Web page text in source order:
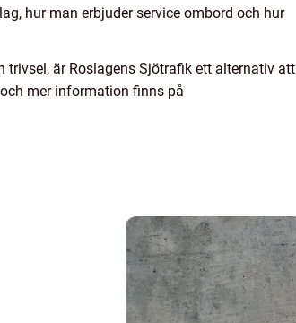
hur man erbjuder service ombord och hur
trivsel, är Roslagens Sjötrafik ett alternativ att
mer information finns på